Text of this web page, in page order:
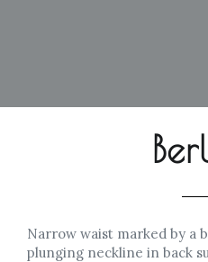
Narrow waist marked by a
plunging neckline in back